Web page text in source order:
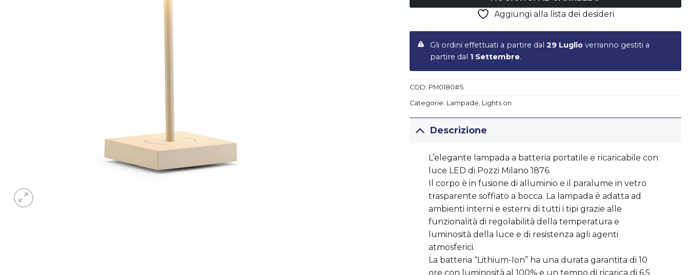
Piatto fondo LIBERTY
€17,50
Aggiungi alla lista dei desideri
Gli ordini effettuati a partire dal29 Luglio verranno gestiti a
partire dal 1 Settembre.
COD: PM0180#S
Categorie: Lampade Lights on
Descrizione
L’elegante lampada a batteria portatile e ricaricabile con
luce LED di Pozzi Milano 1876.
Il corpo è in fusione di alluminio e il paralume in vetro
trasparente soffiato a bocca. La lampada è adatta ad
ambienti interni e esterni di tutti i tipi grazie alle
funzionalità di regolabilità della temperatura e
luminosità della luce e di resistenza agli agenti
atmosferici.
La batteria “Lithium-Ion” ha una durata garantita di 10
ore con luminosità al 100% e un tempo di ricarica di 6,5